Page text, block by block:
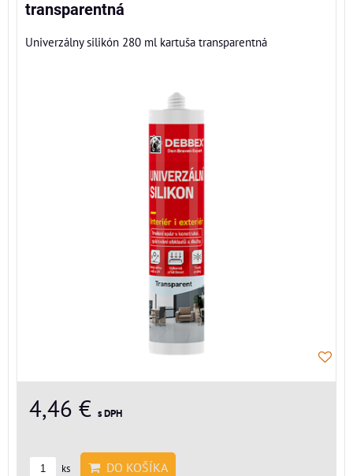
transparentná
Univerzálny silikón 280 ml kartuša transparentná
4,46 € s DPH
ks DO KOŠÍKA